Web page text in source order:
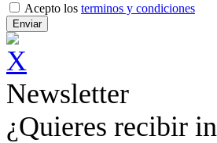
Acepto los terminos y condiciones
Newsletter
¿Quieres recibir